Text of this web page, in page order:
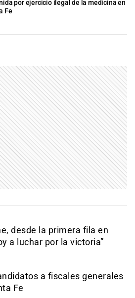
por ejercicio ilegal de la medicina en
Fe
desde la primera fila en
a luchar por la victoria”
a fiscales generales
Fe